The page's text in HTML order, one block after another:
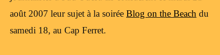
août 2007 leur sujet à la soirée Blog on the Beach du
samedi 18, au Cap Ferret.